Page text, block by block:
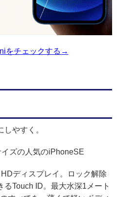
をチェックする→
やすく。
ズの人気のiPhoneSE
ディスプレイ。ロック解除
Touch ID。最大水深1メート